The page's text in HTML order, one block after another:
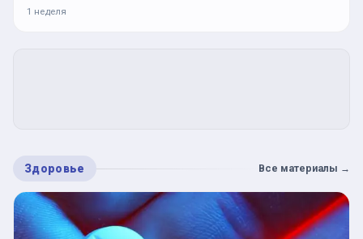
1 неделя
Здоровье Все материалы →